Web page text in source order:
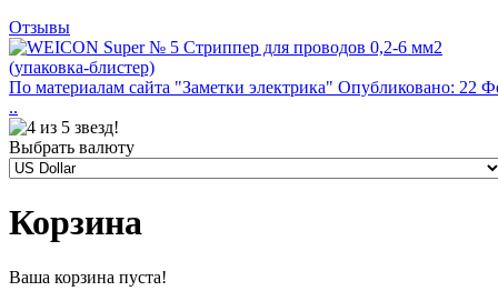
Отзывы
По материалам сайта "Заметки электрика" Опубликовано: 22
..
Выбрать валюту
Корзина
Ваша корзина пуста!